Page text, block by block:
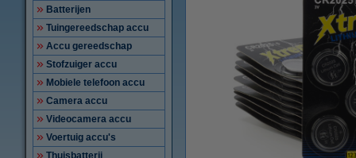
Batterijen
Tuingereedschap accu
Accu gereedschap
Stofzuiger accu
Mobiele telefoon accu
Camera accu
Videocamera accu
Voertuig accu's
Thuisbatterij